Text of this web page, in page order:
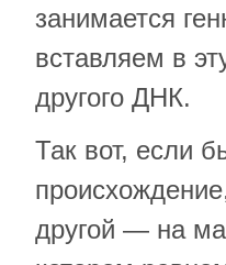
занимается
вставляем в
другого ДНК.
Так вот, если
другой — на